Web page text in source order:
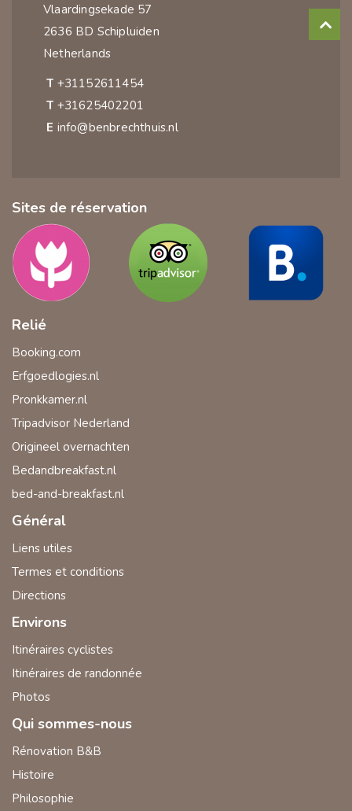
Vlaardingsekade 57
2636 BD Schipluiden
Netherlands
T +31152611454
T +31625402201
E info@benbrechthuis.nl
Sites de réservation
Relié
Booking.com
Erfgoedlogies.nl
Pronkkamer.nl
Tripadvisor Nederland
Origineel overnachten
Bedandbreakfast.nl
bed-and-breakfast.nl
Général
Liens utiles
Termes et conditions
Directions
Environs
Itinéraires cyclistes
Itinéraires de randonnée
Photos
Qui sommes-nous
Rénovation B&B
Histoire
Philosophie